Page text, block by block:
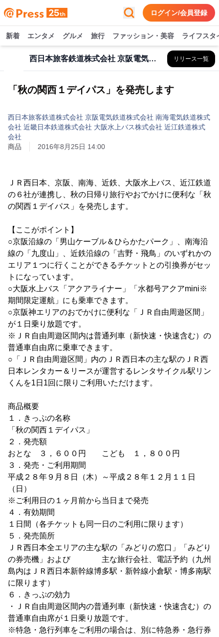
ログイン/会員登録
新着 エンタメ グルメ 旅行 ファッション・美容 ライフスタ
西日本旅客鉄道株式会社 京阪電気鉄道株式会社 南海電気鉄道株式会社 近畿日本鉄道株式会社 大阪水上バス株式会社 近江鉄道株式会社 リリース一覧
「秋の関西１デイパス」を発売します
西日本旅客鉄道株式会社 京阪電気鉄道株式会社 南海電気鉄道株式
会社 近畿日本鉄道株式会社 大阪水上バス株式会社 近江鉄道株式
会社
商品
2016年8月25日 14:00
ＪＲ西日本、京阪、南海、近鉄、大阪水上バス、近江鉄道
の６社が連携し、秋の日帰り旅行やおでかけに便利な「秋
の関西１デイパス」を発売します。
【ここがポイント】
○京阪沿線の「男山ケーブル＆ひらかたパーク」、南海沿
線の「九度山」、近鉄沿線の「吉野・飛鳥」のいずれかの
エリア１つに行くことができるチケットとの引換券がセッ
トになっています。
○大阪水上バス「アクアライナー」「水都号アクアmini※
期間限定運航」にも乗車できます。
○京阪神エリアのおでかけに便利な「ＪＲ自由周遊区間」
が１日乗り放題です。
※ＪＲ自由周遊区間内は普通列車（新快速・快速含む）の
普通車自由席に乗車できます。
○「ＪＲ自由周遊区間」内のＪＲ西日本の主な駅のＪＲ西
日本レンタカー＆リースが運営するレンタサイクル駅リン
くんを1日1回に限りご利用いただけます。
商品概要
１．きっぷの名称
「秋の関西１デイパス」
２．発売額
おとな ３，６００円 こども １，８００円
３．発売・ご利用期間
平成２８年９月８日（木）～平成２８年１２月１１日
（日）
※ご利用日の１ヶ月前から当日まで発売
４．有効期間
１日間（各チケットも同一日のご利用に限ります）
５．発売箇所
ＪＲ西日本全エリアの主な駅の「みどりの窓口」「みどり
の券売機」および 主な旅行会社、電話予約（九州
島内はＪＲ西日本新幹線博多駅・新幹線小倉駅・博多南駅
に限ります）
６．きっぷの効力
・ＪＲ自由周遊区間内の普通列車（新快速・快速含む）の
普通車自由席が１日乗り放題です。
※特急・急行列車をご利用の場合は、別に特急券・急行券